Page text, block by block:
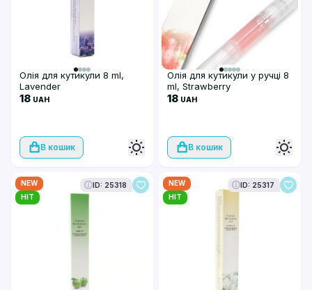
Олія для кутикули 8 ml,
Lavender
18 UAH
В кошик
Олія для кутикули у ручці 8
ml, Strawberry
18 UAH
В кошик
NEW
HIT
ID: 25318
NEW
HIT
ID: 25317